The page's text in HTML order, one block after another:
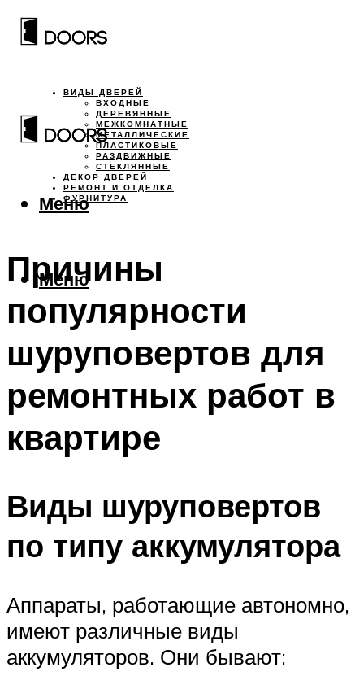
ВИДЫ ДВЕРЕЙ
ВХОДНЫЕ
ДЕРЕВЯННЫЕ
МЕЖКОМНАТНЫЕ
МЕТАЛЛИЧЕСКИЕ
ПЛАСТИКОВЫЕ
РАЗДВИЖНЫЕ
СТЕКЛЯННЫЕ
ДЕКОР ДВЕРЕЙ
РЕМОНТ И ОТДЕЛКА
ФУРНИТУРА
Меню
Меню
Причины
популярности
шуруповертов для
ремонтных работ в
квартире
Виды шуруповертов
по типу аккумулятора
Аппараты, работающие автономно,
имеют различные виды
аккумуляторов. Они бывают: